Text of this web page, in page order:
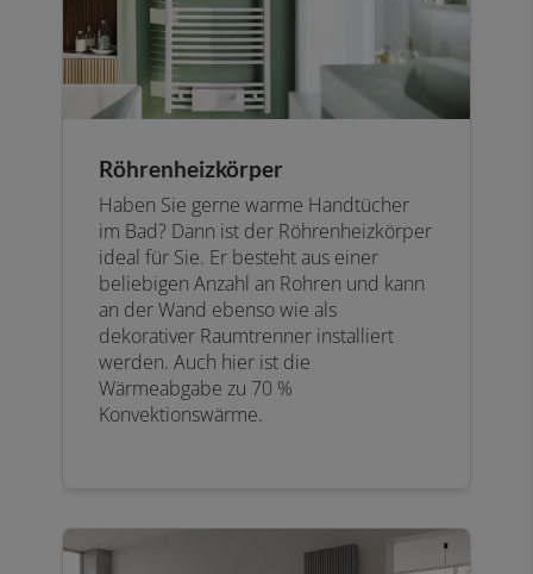
Röhrenheizkörper
Haben Sie gerne warme Handtücher
im Bad? Dann ist der Röhrenheizkörper
ideal für Sie. Er besteht aus einer
beliebigen Anzahl an Rohren und kann
an der Wand ebenso wie als
dekorativer Raumtrenner installiert
werden. Auch hier ist die
Wärmeabgabe zu 70 %
Konvektionswärme.